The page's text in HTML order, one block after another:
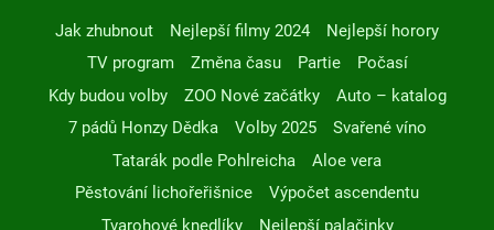
Jak zhubnout Nejlepší filmy 2024
Nejlepší horory
TV program
Změna času Partie
Počasí
Kdy budou volby
ZOO Nové začátky
Auto – katalog
7 pádů Honzy Dědka
Volby 2025
Svařené víno
Tatarák podle Pohlreicha
Aloe vera
Pěstování lichořeřišnice
Výpočet ascendentu
Tvarohové knedlíky
Nejlepší palačinky